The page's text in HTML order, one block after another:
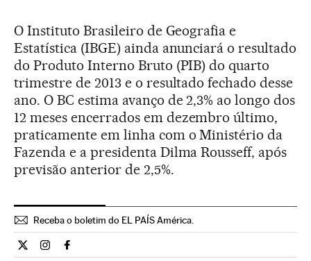
O Instituto Brasileiro de Geografia e
Estatística (IBGE) ainda anunciará o resultado
do Produto Interno Bruto (PIB) do quarto
trimestre de 2013 e o resultado fechado desse
ano. O BC estima avanço de 2,3% ao longo dos
12 meses encerrados em dezembro último,
praticamente em linha com o Ministério da
Fazenda e a presidenta Dilma Rousseff, após
previsão anterior de 2,5%.
Receba o boletim do EL PAÍS América.
Economia El País Brasil en Twitter
Economia El País Brasil en Instagram
Economia El País Brasil en Facebook